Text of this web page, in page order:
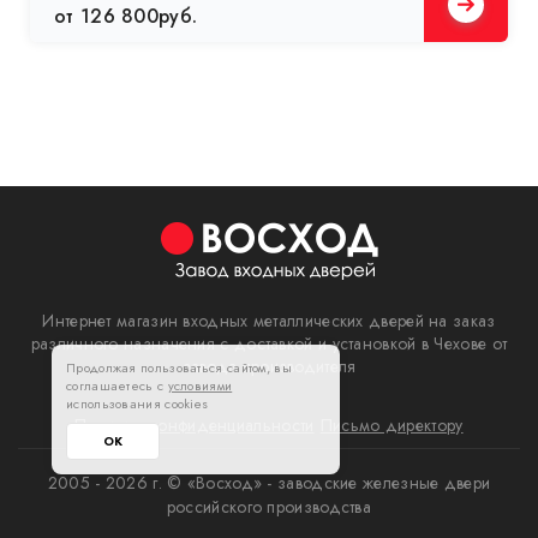
от 126 800руб.
Интернет магазин входных металлических дверей на заказ
различного назначения с доставкой и установкой в Чехове от
завода производителя
Политика конфиденциальности Письмо директору
2005 - 2026 г. © «Восход» - заводские железные двери
российского производства
Продолжая пользоваться сайтом, вы
соглашаетесь с условиями
использования cookies
ОК